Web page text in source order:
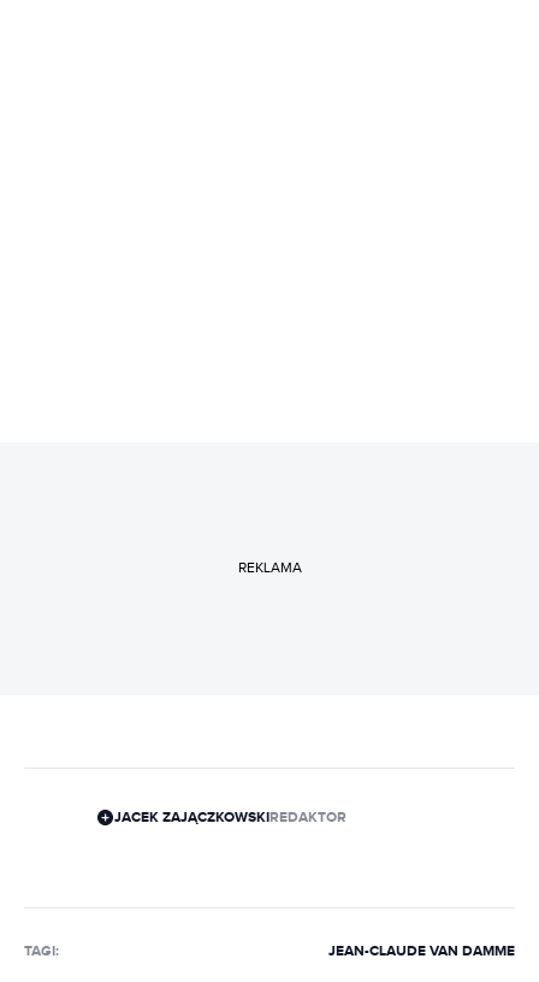
REKLAMA
JACEK ZAJĄCZKOWSKIREDAKTOR
TAGI: JEAN-CLAUDE VAN DAMME